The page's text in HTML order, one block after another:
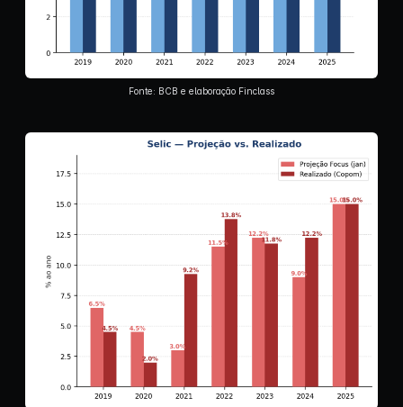
Fonte: BCB e elaboração Finclass